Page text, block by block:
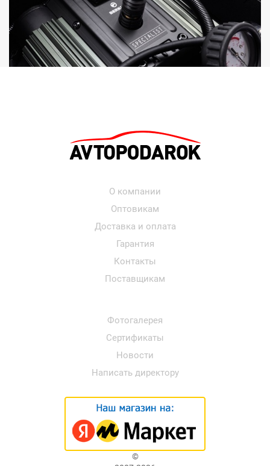
О компании
Оптовикам
Доставка и оплата
Гарантия
Контакты
Поставщикам
Фотогалерея
Сертификаты
Новости
Написать директору
©